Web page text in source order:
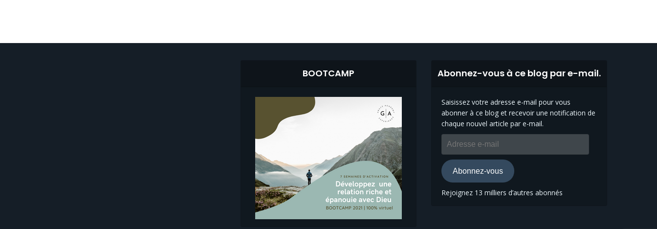
BOOTCAMP Abonnez-vous à ce blog par e-mail.
Saisissez votre adresse e-mail pour vous
abonner à ce blog et recevoir une notification de
chaque nouvel article par e-mail.
Adresse
e-
mail
Abonnez-vous
Rejoignez 13 milliers d’autres abonnés